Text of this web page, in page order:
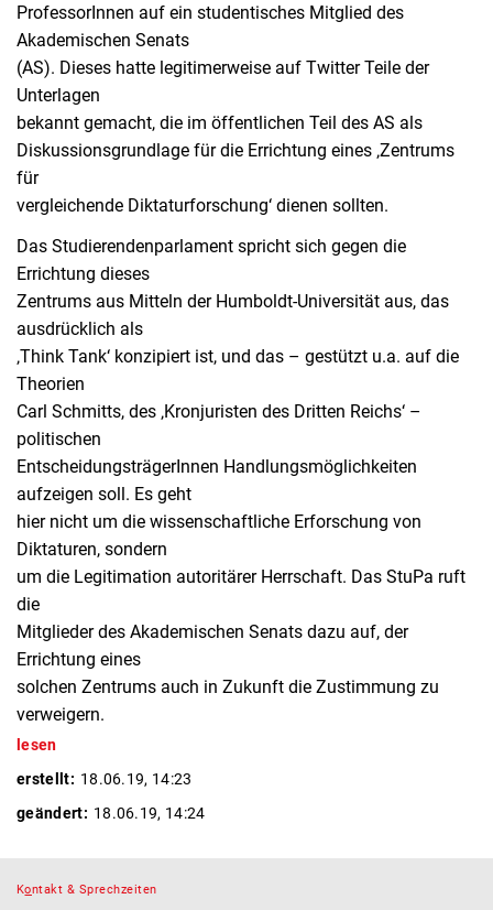
ProfessorInnen auf ein studentisches Mitglied des
Akademischen Senats
(AS). Dieses hatte legitimerweise auf Twitter Teile der
Unterlagen
bekannt gemacht, die im öffentlichen Teil des AS als
Diskussionsgrundlage für die Errichtung eines ‚Zentrums
für
vergleichende Diktaturforschung‘ dienen sollten.
Das Studierendenparlament spricht sich gegen die
Errichtung dieses
Zentrums aus Mitteln der Humboldt-Universität aus, das
ausdrücklich als
‚Think Tank‘ konzipiert ist, und das – gestützt u.a. auf die
Theorien
Carl Schmitts, des ‚Kronjuristen des Dritten Reichs‘ –
politischen
EntscheidungsträgerInnen Handlungsmöglichkeiten
aufzeigen soll. Es geht
hier nicht um die wissenschaftliche Erforschung von
Diktaturen, sondern
um die Legitimation autoritärer Herrschaft. Das StuPa ruft
die
Mitglieder des Akademischen Senats dazu auf, der
Errichtung eines
solchen Zentrums auch in Zukunft die Zustimmung zu
verweigern.
lesen
erstellt: 18.06.19, 14:23
geändert: 18.06.19, 14:24
Kontakt & Sprechzeiten